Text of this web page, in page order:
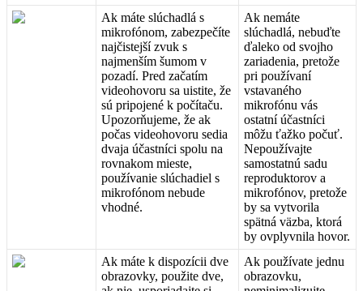
Ak máte slúchadlá s
mikrofónom, zabezpečíte
najčistejší zvuk s
najmenším šumom v
pozadí. Pred začatím
videohovoru sa uistite, že
sú pripojené k počítaču.
Upozorňujeme, že ak
počas videohovoru sedia
dvaja účastníci spolu na
rovnakom mieste,
používanie slúchadiel s
mikrofónom nebude
vhodné.
Ak nemáte
slúchadlá, nebuďte
ďaleko od svojho
zariadenia, pretože
pri používaní
vstavaného
mikrofónu vás
ostatní účastníci
môžu ťažko počuť.
Nepoužívajte
samostatnú sadu
reproduktorov a
mikrofónov, pretože
by sa vytvorila
spätná väzba, ktorá
by ovplyvnila hovor.
Ak máte k dispozícii dve
obrazovky, použite dve,
Ak používate jednu
obrazovku,